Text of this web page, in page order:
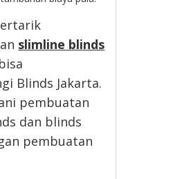
slimline blinds
Blinds Jakarta.
pembuatan
dan blinds
pembuatan